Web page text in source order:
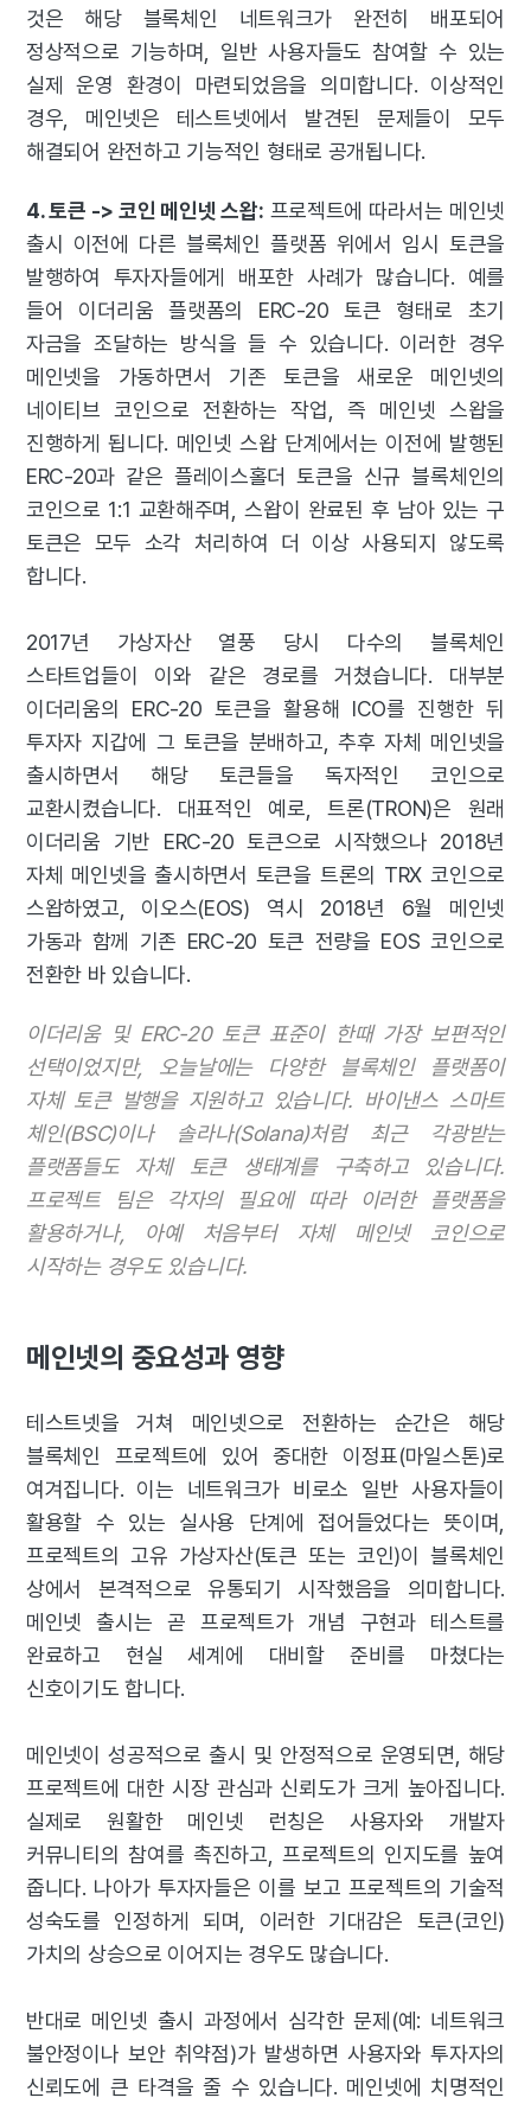
것은 해당 블록체인 네트워크가 완전히 배포되어
정상적으로 기능하며, 일반 사용자들도 참여할 수 있는
실제 운영 환경이 마련되었음을 의미합니다. 이상적인
경우, 메인넷은 테스트넷에서 발견된 문제들이 모두
해결되어 완전하고 기능적인 형태로 공개됩니다.
4. 토큰 -> 코인 메인넷 스왑: 프로젝트에 따라서는 메인넷
출시 이전에 다른 블록체인 플랫폼 위에서 임시 토큰을
발행하여 투자자들에게 배포한 사례가 많습니다. 예를
들어 이더리움 플랫폼의 ERC-20 토큰 형태로 초기
자금을 조달하는 방식을 들 수 있습니다. 이러한 경우
메인넷을 가동하면서 기존 토큰을 새로운 메인넷의
네이티브 코인으로 전환하는 작업, 즉 메인넷 스왑을
진행하게 됩니다. 메인넷 스왑 단계에서는 이전에 발행된
ERC-20과 같은 플레이스홀더 토큰을 신규 블록체인의
코인으로 1:1 교환해주며, 스왑이 완료된 후 남아 있는 구
토큰은 모두 소각 처리하여 더 이상 사용되지 않도록
합니다.
2017년 가상자산 열풍 당시 다수의 블록체인
스타트업들이 이와 같은 경로를 거쳤습니다. 대부분
이더리움의 ERC-20 토큰을 활용해 ICO를 진행한 뒤
투자자 지갑에 그 토큰을 분배하고, 추후 자체 메인넷을
출시하면서 해당 토큰들을 독자적인 코인으로
교환시켰습니다. 대표적인 예로, 트론(TRON)은 원래
이더리움 기반 ERC-20 토큰으로 시작했으나 2018년
자체 메인넷을 출시하면서 토큰을 트론의 TRX 코인으로
스왑하였고, 이오스(EOS) 역시 2018년 6월 메인넷
가동과 함께 기존 ERC-20 토큰 전량을 EOS 코인으로
전환한 바 있습니다.
이더리움 및 ERC-20 토큰 표준이 한때 가장 보편적인
선택이었지만, 오늘날에는 다양한 블록체인 플랫폼이
자체 토큰 발행을 지원하고 있습니다. 바이낸스 스마트
체인(BSC)이나 솔라나(Solana)처럼 최근 각광받는
플랫폼들도 자체 토큰 생태계를 구축하고 있습니다.
프로젝트 팀은 각자의 필요에 따라 이러한 플랫폼을
활용하거나, 아예 처음부터 자체 메인넷 코인으로
시작하는 경우도 있습니다.
메인넷의 중요성과 영향
테스트넷을 거쳐 메인넷으로 전환하는 순간은 해당
블록체인 프로젝트에 있어 중대한 이정표(마일스톤)로
여겨집니다. 이는 네트워크가 비로소 일반 사용자들이
활용할 수 있는 실사용 단계에 접어들었다는 뜻이며,
프로젝트의 고유 가상자산(토큰 또는 코인)이 블록체인
상에서 본격적으로 유통되기 시작했음을 의미합니다.
메인넷 출시는 곧 프로젝트가 개념 구현과 테스트를
완료하고 현실 세계에 대비할 준비를 마쳤다는
신호이기도 합니다.
메인넷이 성공적으로 출시 및 안정적으로 운영되면, 해당
프로젝트에 대한 시장 관심과 신뢰도가 크게 높아집니다.
실제로 원활한 메인넷 런칭은 사용자와 개발자
커뮤니티의 참여를 촉진하고, 프로젝트의 인지도를 높여
줍니다. 나아가 투자자들은 이를 보고 프로젝트의 기술적
성숙도를 인정하게 되며, 이러한 기대감은 토큰(코인)
가치의 상승으로 이어지는 경우도 많습니다.
반대로 메인넷 출시 과정에서 심각한 문제(예: 네트워크
불안정이나 보안 취약점)가 발생하면 사용자와 투자자의
신뢰도에 큰 타격을 줄 수 있습니다. 메인넷에 치명적인